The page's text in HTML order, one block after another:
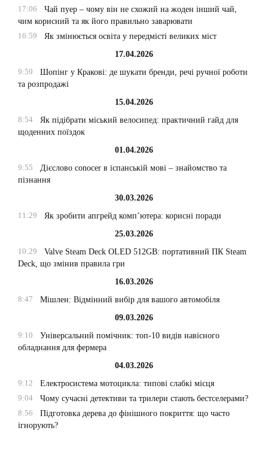
17:06
Чай пуер – чому він не схожий на жоден інший чай,
чим корисний та як його правильно заварювати
16:59
Як змінюється освіта у передмісті великих міст
17.04.2026
9:59
Шопінг у Кракові: де шукати бренди, речі ручної роботи
та розпродажі
15.04.2026
8:54
Як підібрати міський велосипед: практичний гайд для
щоденних поїздок
01.04.2026
9:55
Дієслово conocer в іспанській мові – знайомство та
пізнання
30.03.2026
11:29
Як зробити апгрейд комп’ютера: корисні поради
25.03.2026
10:29
Valve Steam Deck OLED 512GB: портативний ПК Steam
Deck, що змінив правила гри
16.03.2026
8:47
Мішлен: Відмінний вибір для вашого автомобіля
09.03.2026
9:10
Універсальний помічник: топ-10 видів навісного
обладнання для фермера
04.03.2026
9:12
Електросистема мотоцикла: типові слабкі місця
9:04
Чому сучасні детективи та трилери стають бестселерами?
8:56
Підготовка дерева до фінішного покриття: що часто
ігнорують?